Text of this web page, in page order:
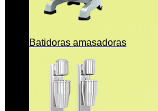
Batidoras amasadoras